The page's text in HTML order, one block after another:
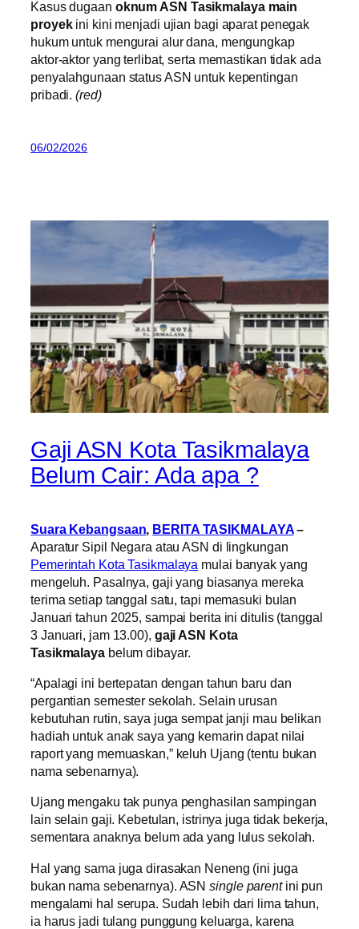
Kasus dugaan oknum ASN Tasikmalaya main
proyekini kini menjadi ujian bagi aparat penegak
hukum untuk mengurai alur dana, mengungkap
aktor-aktor yang terlibat, serta memastikan tidak ada
penyalahgunaan status ASN untuk kepentingan
pribadi.(red)
06/02/2026
Gaji ASN Kota Tasikmalaya
Belum Cair: Ada apa ?
Suara Kebangsaan, BERITA TASIKMALAYA–
Aparatur Sipil Negara atau ASN di lingkungan
Pemerintah Kota Tasikmalaya mulai banyak yang
mengeluh. Pasalnya, gaji yang biasanya mereka
terima setiap tanggal satu, tapi memasuki bulan
Januari tahun 2025, sampai berita ini ditulis (tanggal
3 Januari, jam 13.00), gaji ASN Kota
Tasikmalayabelum dibayar.
“Apalagi ini bertepatan dengan tahun baru dan
pergantian semester sekolah. Selain urusan
kebutuhan rutin, saya juga sempat janji mau belikan
hadiah untuk anak saya yang kemarin dapat nilai
raport yang memuaskan,” keluh Ujang (tentu bukan
nama sebenarnya).
Ujang mengaku tak punya penghasilan sampingan
lain selain gaji. Kebetulan, istrinya juga tidak bekerja,
sementara anaknya belum ada yang lulus sekolah.
Hal yang sama juga dirasakan Neneng (ini juga
bukan nama sebenarnya). ASN single parentini pun
mengalami hal serupa. Sudah lebih dari lima tahun,
ia harus jadi tulang punggung keluarga, karena